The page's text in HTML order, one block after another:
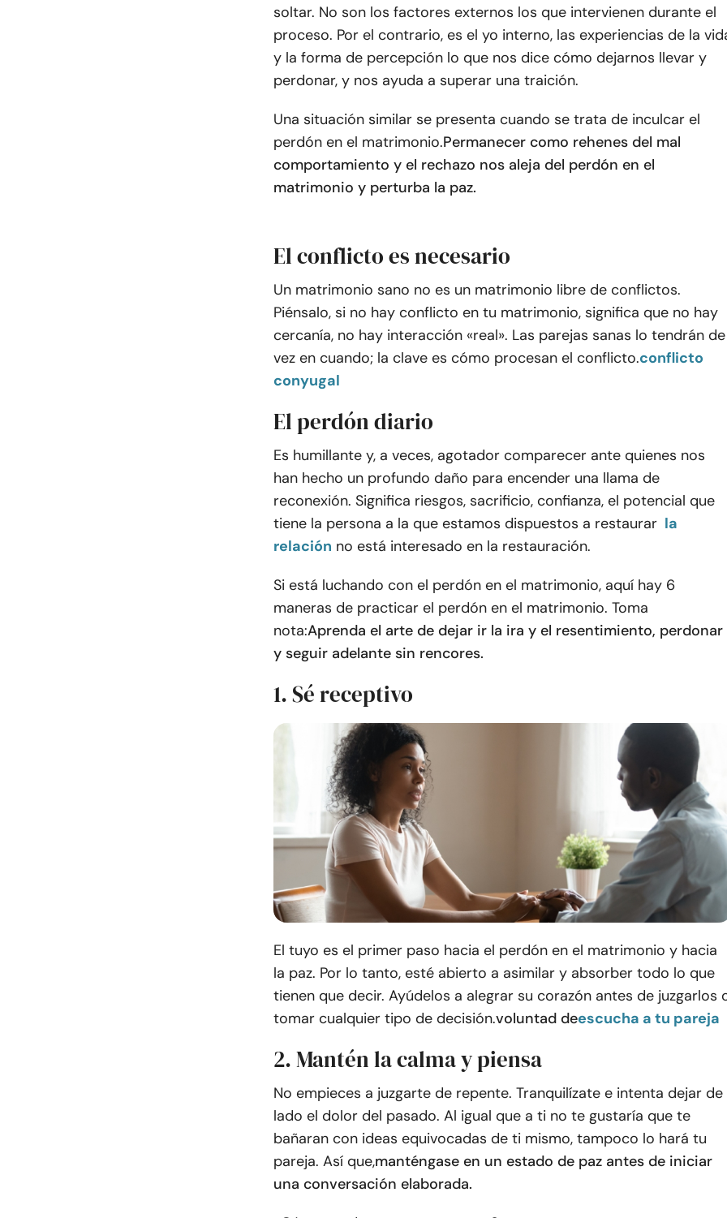
soltar. No son los factores externos los que intervienen durante el
proceso. Por el contrario, es el yo interno, las experiencias de la
y la forma de percepción lo que nos dice cómo dejarnos llevar y
perdonar, y nos ayuda a superar una traición.
Una situación similar se presenta cuando se trata de inculcar el
perdón en el matrimonio.Permanecer como rehenes del mal
comportamiento y el rechazo nos aleja del perdón en el
matrimonio y perturba la paz.
El conflicto es necesario
Un matrimonio sano no es un matrimonio libre de conflictos.
Piénsalo, si no hay conflicto en tu matrimonio, significa que no hay
cercanía, no hay interacción «real». Las parejas sanas lo tendrán de
vez en cuando; la clave es cómo procesan el conflicto.conflicto
conyugal
El perdón diario
Es humillante y, a veces, agotador comparecer ante quienes nos
han hecho un profundo daño para encender una llama de
reconexión. Significa riesgos, sacrificio, confianza, el potencial que
tiene la persona a la que estamos dispuestos a restaurar la
relación no está interesado en la restauración.
Si está luchando con el perdón en el matrimonio, aquí hay 6
maneras de practicar el perdón en el matrimonio. Toma
nota:Aprenda el arte de dejar ir la ira y el resentimiento, perdonar
y seguir adelante sin rencores.
1. Sé receptivo
El tuyo es el primer paso hacia el perdón en el matrimonio y hacia
la paz. Por lo tanto, esté abierto a asimilar y absorber todo lo que
tienen que decir. Ayúdelos a alegrar su corazón antes de juzgarlos
tomar cualquier tipo de decisión.voluntad deescucha a tu pareja
2. Mantén la calma y piensa
No empieces a juzgarte de repente. Tranquilízate e intenta dejar de
lado el dolor del pasado. Al igual que a ti no te gustaría que te
bañaran con ideas equivocadas de ti mismo, tampoco lo hará tu
pareja. Así que,manténgase en un estado de paz antes de iniciar
una conversación elaborada.